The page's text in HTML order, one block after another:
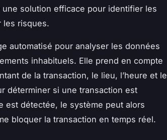
solution efficace pour identifier les
les risques.
automatisé pour analyser les données
inhabituels. Elle prend en compte
de la transaction, le lieu, l’heure et le
déterminer si une transaction est
est détectée, le système peut alors
bloquer la transaction en temps réel.